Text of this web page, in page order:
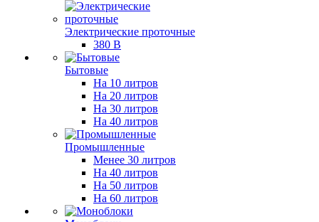
Электрические проточные
380 В
Бытовые
На 10 литров
На 20 литров
На 30 литров
На 40 литров
Промышленные
Менее 30 литров
На 40 литров
На 50 литров
На 60 литров